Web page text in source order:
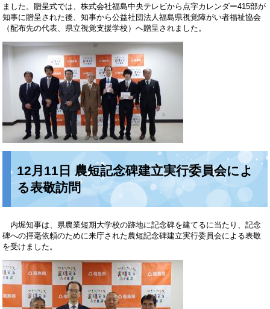
ました。贈呈式では、株式会社福島中央テレビから点字カレンダー415部が
知事に贈呈された後、知事から公益社団法人福島県視覚障がい者福祉協会
（配布先の代表、県立視覚支援学校）へ贈呈されました。
12月11日 農短記念碑建立実行委員会によ
る表敬訪問
内堀知事は、県農業短期大学校の跡地に記念碑を建てるに当たり、記念
碑への揮毫依頼のために来庁された農短記念碑建立実行委員会による表敬
を受けました。